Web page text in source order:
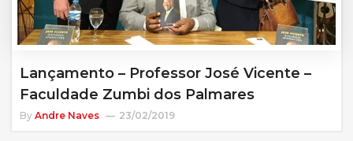
Lançamento – Professor José Vicente –
Faculdade Zumbi dos Palmares
By Andre Naves 23/02/2019